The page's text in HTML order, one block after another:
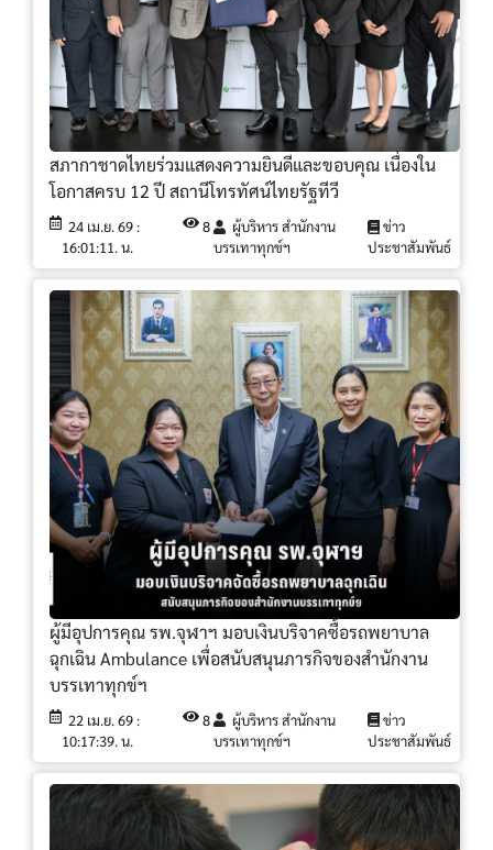
สภากาชาดไทยร่วมแสดงความยินดีและขอบคุณ เนื่องใน
โอกาสครบ 12 ปี สถานีโทรทัศน์ไทยรัฐทีวี
24 เม.ย. 69 :
16:01:11. น.
8
ผู้บริหาร สำนักงาน
บรรเทาทุกข์ฯ
ข่าว
ประชาสัมพันธ์
ผู้มีอุปการคุณ รพ.จุฬาฯ มอบเงินบริจาคซื้อรถพยาบาล
ฉุกเฉิน Ambulance เพื่อสนับสนุนภารกิจของสำนักงาน
บรรเทาทุกข์ฯ
22 เม.ย. 69 :
10:17:39. น.
8
ผู้บริหาร สำนักงาน
บรรเทาทุกข์ฯ
ข่าว
ประชาสัมพันธ์